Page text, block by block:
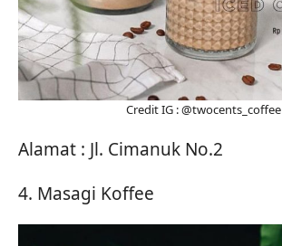
Credit IG : @twocents_coffee
Alamat : Jl. Cimanuk No.2
4. Masagi Koffee